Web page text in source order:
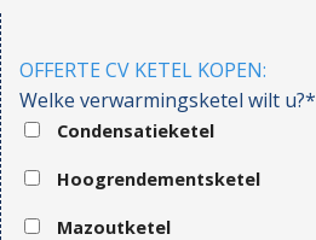
OFFERTE CV KETEL KOPEN:
Welke verwarmingsketel wilt u?*
Condensatieketel
Hoogrendementsketel
Mazoutketel